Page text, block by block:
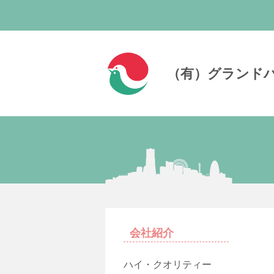
（有）グランド
会社紹介
ハイ・クオリティー